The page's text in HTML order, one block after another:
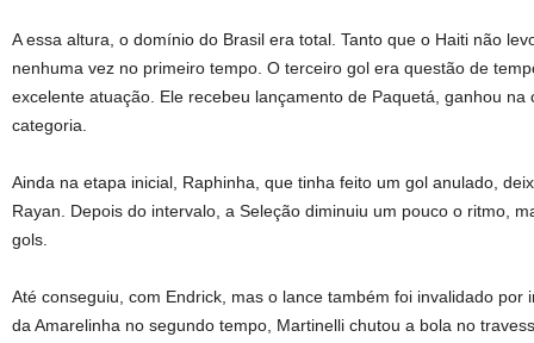
A essa altura, o domínio do Brasil era total. Tanto que o Haiti não
nenhuma vez no primeiro tempo. O terceiro gol era questão de
excelente atuação. Ele recebeu lançamento de Paquetá, ganhou
categoria.
Ainda na etapa inicial, Raphinha, que tinha feito um gol anulado,
Rayan. Depois do intervalo, a Seleção diminuiu um pouco o ritmo,
gols.
Até conseguiu, com Endrick, mas o lance também foi invalidado por
da Amarelinha no segundo tempo, Martinelli chutou a bola no